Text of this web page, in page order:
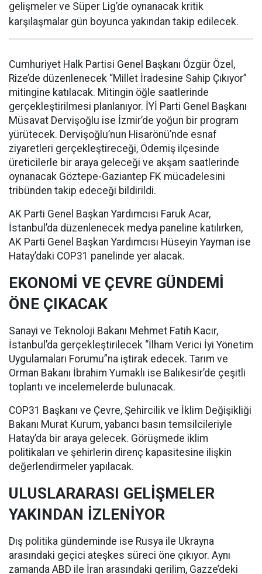
gelişmeler ve Süper Lig’de oynanacak kritik
karşılaşmalar gün boyunca yakından takip edilecek.
Cumhuriyet Halk Partisi Genel Başkanı Özgür Özel,
Rize’de düzenlenecek “Millet İradesine Sahip Çıkıyor”
mitingine katılacak. Mitingin öğle saatlerinde
gerçekleştirilmesi planlanıyor. İYİ Parti Genel Başkanı
Müsavat Dervişoğlu ise İzmir’de yoğun bir program
yürütecek. Dervişoğlu’nun Hisarönü’nde esnaf
ziyaretleri gerçekleştireceği, Ödemiş ilçesinde
üreticilerle bir araya geleceği ve akşam saatlerinde
oynanacak Göztepe-Gaziantep FK mücadelesini
tribünden takip edeceği bildirildi.
AK Parti Genel Başkan Yardımcısı Faruk Acar,
İstanbul’da düzenlenecek medya paneline katılırken,
AK Parti Genel Başkan Yardımcısı Hüseyin Yayman ise
Hatay’daki COP31 panelinde yer alacak.
EKONOMİ VE ÇEVRE GÜNDEMİ
ÖNE ÇIKACAK
Sanayi ve Teknoloji Bakanı Mehmet Fatih Kacır,
İstanbul’da gerçekleştirilecek “İlham Verici İyi Yönetim
Uygulamaları Forumu”na iştirak edecek. Tarım ve
Orman Bakanı İbrahim Yumaklı ise Balıkesir’de çeşitli
toplantı ve incelemelerde bulunacak.
COP31 Başkanı ve Çevre, Şehircilik ve İklim Değişikliği
Bakanı Murat Kurum, yabancı basın temsilcileriyle
Hatay’da bir araya gelecek. Görüşmede iklim
politikaları ve şehirlerin direnç kapasitesine ilişkin
değerlendirmeler yapılacak.
ULUSLARARASI GELİŞMELER
YAKINDAN İZLENİYOR
Dış politika gündeminde ise Rusya ile Ukrayna
arasındaki geçici ateşkes süreci öne çıkıyor. Aynı
zamanda ABD ile İran arasındaki gerilim, Gazze’deki